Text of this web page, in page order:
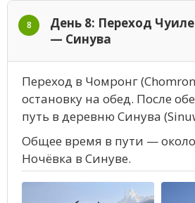
8
День 8: Переход
— Синува
Переход в Чомронг
остановку на обед. После
путь в деревню Синува
Общее время в пути — около
Ночёвка в Синуве.